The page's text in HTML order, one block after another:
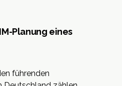
Planung eines
führenden